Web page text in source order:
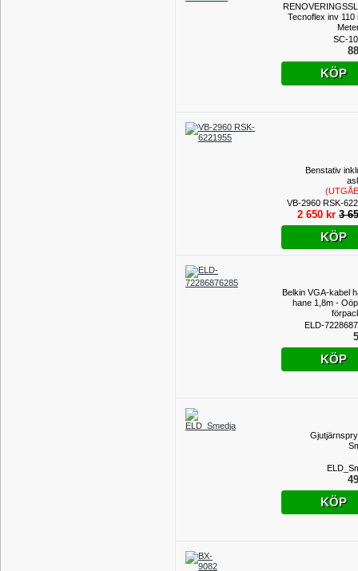
Tecnoflex inv 110
SC-
KÖP
Benstativ
VB-2960 RSK-
2 650 kr 3
KÖP
Belkin VGA-kabel
hane 1,8m -
ELD-
KÖP
KÖP